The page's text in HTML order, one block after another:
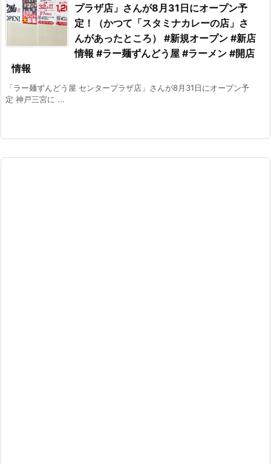
プラザ店」さんが8月31日にオープン予
定！（かつて「スタミナカレーの店」さ
んがあったところ） #新規オープン #新店
情報 #ラー麺ずんどう屋 #ラーメン #開店
情報
「ラー麺ずんどう屋 センタープラザ店」さんが8月31日にオープン予
定 神戸三宮に ...